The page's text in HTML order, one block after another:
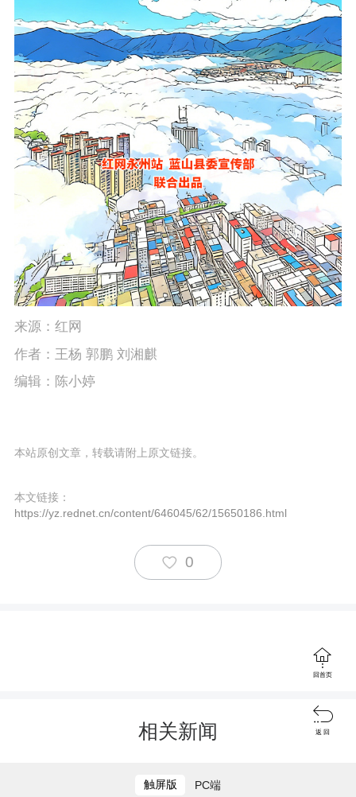
来源：红网
作者：王杨 郭鹏 刘湘麒
编辑：陈小婷
本站原创文章，转载请附上原文链接。
本文链接：
https://yz.rednet.cn/content/646045/62/15650186.html
0
相关新闻
触屏版 PC端

回首页

返 回